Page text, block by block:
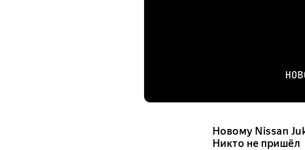
Новому Nissan
Никто не пришёл